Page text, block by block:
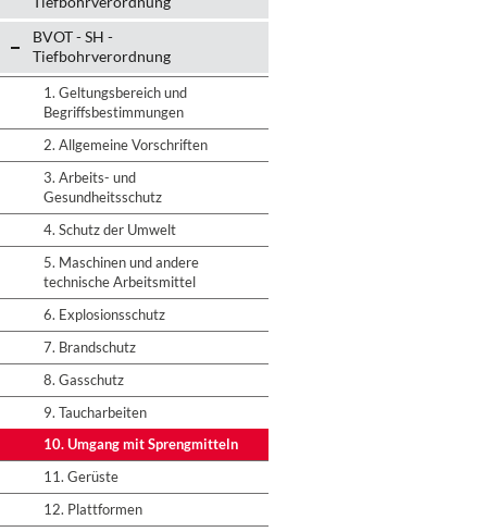
BVOT - SH -
Tiefbohrverordnung
1. Geltungsbereich und
Begriffsbestimmungen
2. Allgemeine Vorschriften
3. Arbeits- und
Gesundheitsschutz
4. Schutz der Umwelt
5. Maschinen und andere
technische Arbeitsmittel
6. Explosionsschutz
7. Brandschutz
8. Gasschutz
9. Taucharbeiten
10. Umgang mit Sprengmitteln
11. Gerüste
12. Plattformen